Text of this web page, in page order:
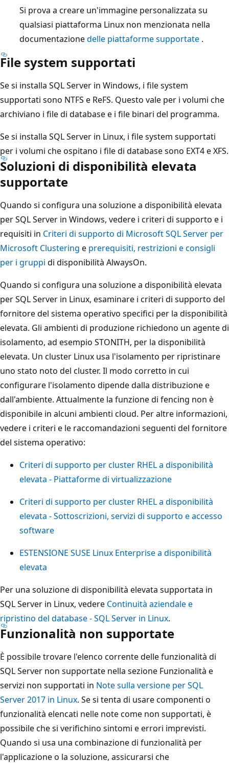
Si prova a creare un'immagine personalizzata su
qualsiasi piattaforma Linux non menzionata nella
documentazionedelle piattaforme supportate .
File system supportati
Se si installa SQL Server in Windows, i file system
supportati sono NTFS e ReFS. Questo vale per i volumi che
archiviano i file di database e i file binari del programma.
Se si installa SQL Server in Linux, i file system supportati
per i volumi che ospitano i file di database sono EXT4 e XFS.
Soluzioni di disponibilità elevata
supportate
Quando si configura una soluzione a disponibilità elevata
per SQL Server in Windows, vedere i criteri di supporto e i
requisiti in Criteri di supporto di Microsoft SQL Server per
Microsoft Clustering e prerequisiti, restrizioni e consigli
per i gruppi di disponibilità AlwaysOn.
Quando si configura una soluzione a disponibilità elevata
per SQL Server in Linux, esaminare i criteri di supporto del
fornitore del sistema operativo specifici per la disponibilità
elevata. Gli ambienti di produzione richiedono un agente di
isolamento, ad esempio STONITH, per la disponibilità
elevata. Un cluster Linux usa l'isolamento per ripristinare
uno stato noto del cluster. Il modo corretto in cui
configurare l'isolamento dipende dalla distribuzione e
dall'ambiente. Attualmente la funzione di fencing non è
disponibile in alcuni ambienti cloud. Per altre informazioni,
vedere i criteri e le raccomandazioni seguenti del fornitore
del sistema operativo:
Criteri di supporto per cluster RHEL a disponibilità
elevata - Piattaforme di virtualizzazione
Criteri di supporto per cluster RHEL a disponibilità
elevata - Sottoscrizioni, servizi di supporto e accesso
software
ESTENSIONE SUSE Linux Enterprise a disponibilità
elevata
Per una soluzione di disponibilità elevata supportata in
SQL Server in Linux, vedere Continuità aziendale e
ripristino del database - SQL Server in Linux.
Funzionalità non supportate
È possibile trovare l'elenco corrente delle funzionalità di
SQL Server non supportate nella sezione Funzionalità e
servizi non supportati in Note sulla versione per SQL
Server 2017 in Linux. Se si tenta di usare componenti o
funzionalità elencati nelle note come non supportati, è
possibile che si verifichino sintomi e errori imprevisti.
Quando si usa una combinazione di funzionalità per
l'applicazione o la soluzione, assicurarsi che